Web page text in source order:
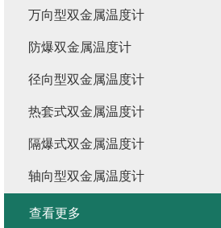
万向型双金属温度计
防爆双金属温度计
径向型双金属温度计
热套式双金属温度计
隔爆式双金属温度计
轴向型双金属温度计
查看更多